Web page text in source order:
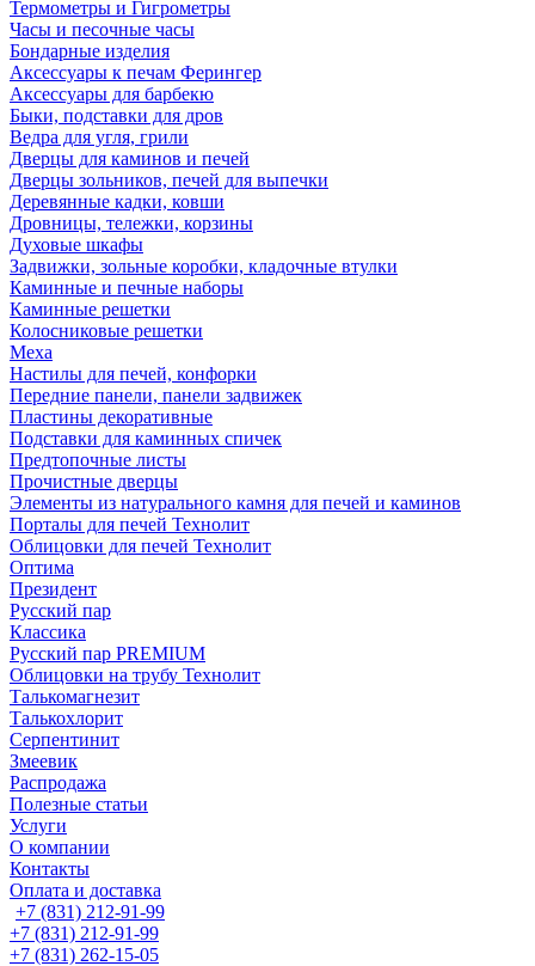
Термометры и Гигрометры
Часы и песочные часы
Бондарные изделия
Аксессуары к печам Ферингер
Аксессуары для барбекю
Быки, подставки для дров
Ведра для угля, грили
Дверцы для каминов и печей
Дверцы зольников, печей для выпечки
Деревянные кадки, ковши
Дровницы, тележки, корзины
Духовые шкафы
Задвижки, зольные коробки, кладочные втулки
Каминные и печные наборы
Каминные решетки
Колосниковые решетки
Меха
Настилы для печей, конфорки
Передние панели, панели задвижек
Пластины декоративные
Подставки для каминных спичек
Предтопочные листы
Прочистные дверцы
Элементы из натурального камня для печей и каминов
Порталы для печей Технолит
Облицовки для печей Технолит
Оптима
Президент
Русский пар
Классика
Русский пар PREMIUM
Облицовки на трубу Технолит
Талькомагнезит
Талькохлорит
Серпентинит
Змеевик
Распродажа
Полезные статьи
Услуги
О компании
Контакты
Оплата и доставка
+7 (831) 212-91-99
+7 (831) 212-91-99
+7 (831) 262-15-05